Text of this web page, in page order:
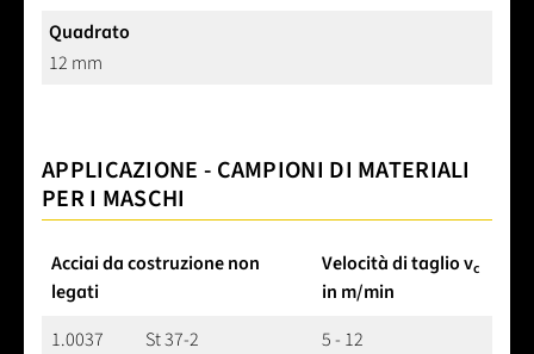
Quadrato
12 mm
APPLICAZIONE - CAMPIONI DI MATERIALI
PER I MASCHI
Acciai da costruzione non
legati
Velocità di taglio vc
in m/min
1.0037
St 37-2
5 - 12